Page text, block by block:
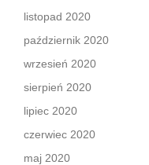
listopad 2020
październik 2020
wrzesień 2020
sierpień 2020
lipiec 2020
czerwiec 2020
maj 2020